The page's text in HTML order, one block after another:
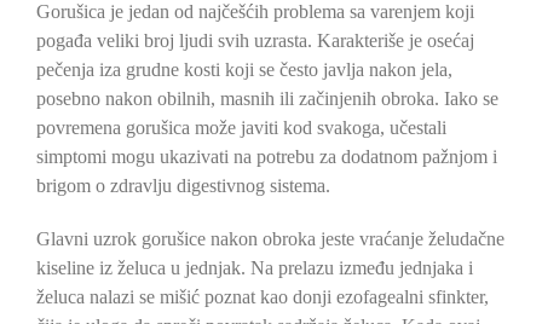
Image
Gorušica je jedan od najčešćih problema sa varenjem koji
pogađa veliki broj ljudi svih uzrasta. Karakteriše je osećaj
pečenja iza grudne kosti koji se često javlja nakon jela,
posebno nakon obilnih, masnih ili začinjenih obroka. Iako se
povremena gorušica može javiti kod svakoga, učestali
simptomi mogu ukazivati na potrebu za dodatnom pažnjom i
brigom o zdravlju digestivnog sistema.
Glavni uzrok gorušice nakon obroka jeste vraćanje želudačne
kiseline iz želuca u jednjak. Na prelazu između jednjaka i
želuca nalazi se mišić poznat kao donji ezofagealni sfinkter,